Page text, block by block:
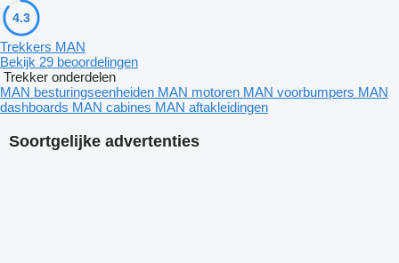
Soortgelijke advertenties
4.3
Trekkers MAN
Bekijk 29 beoordelingen
Trekker onderdelen
MAN besturingseenheiden MAN motoren MAN voorbumpers MAN
dashboards MAN cabines MAN aftakleidingen